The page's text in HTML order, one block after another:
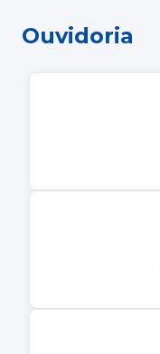
Ouvidoria